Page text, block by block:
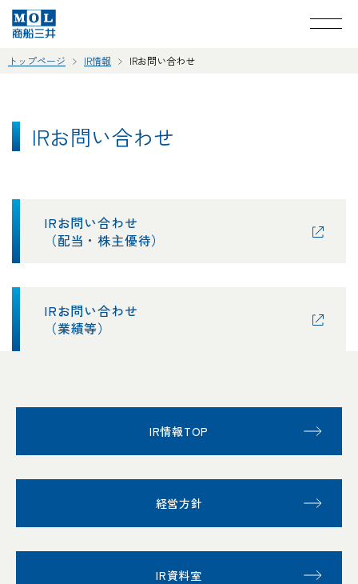
トップページ IR情報 IRお問い合わせ
IRお問い合わせ
IRお問い合わせ
（配当・株主優待）
IRお問い合わせ
（業績等）
IR情報TOP
経営方針
IR資料室